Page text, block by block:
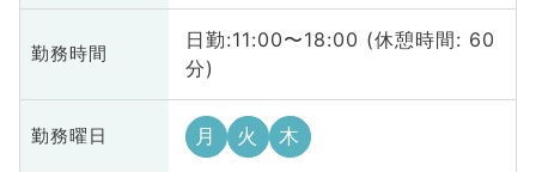
勤務時間
日勤:11:00〜18:00 (休憩時間: 60
分)
勤務曜日 月 火 木